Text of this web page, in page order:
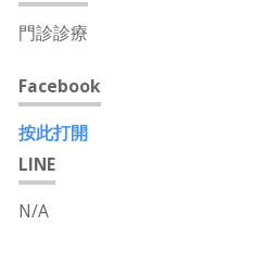
門診診療
Facebook
按此打開
LINE
N/A